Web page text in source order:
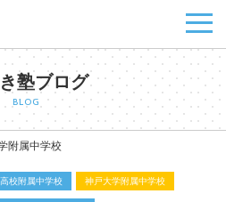
塾ブログ
BLOG
附属中学校
校附属中学校 神戸大学附属中学校